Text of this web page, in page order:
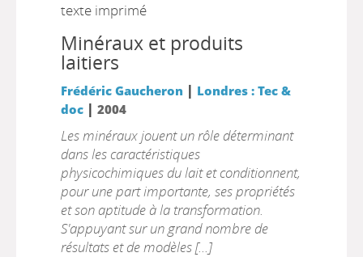
texte imprimé
Minéraux et produits
laitiers
Frédéric Gaucheron | Londres : Tec &
doc| 2004
Les minéraux jouent un rôle déterminant
dans les caractéristiques
physicochimiques du lait et conditionnent,
pour une part importante, ses propriétés
et son aptitude à la transformation.
S'appuyant sur un grand nombre de
résultats et de modèles [...]